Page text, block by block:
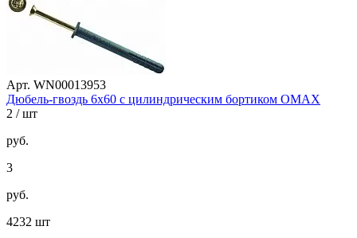
Арт. WN00013953
Дюбель-гвоздь 6х60 с цилиндрическим бортиком OMAX
2 / шт
руб.
3
руб.
4232 шт